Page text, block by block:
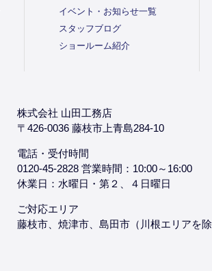
イベント・お知らせ一覧
スタッフブログ
ショールーム紹介
株式会社 山田工務店
〒426-0036 藤枝市上青島284-10
電話・受付時間
0120-45-2828 営業時間：10:00～16:00
休業日：水曜日・第２、４日曜日
ご対応エリア
藤枝市、焼津市、島田市（川根エリアを